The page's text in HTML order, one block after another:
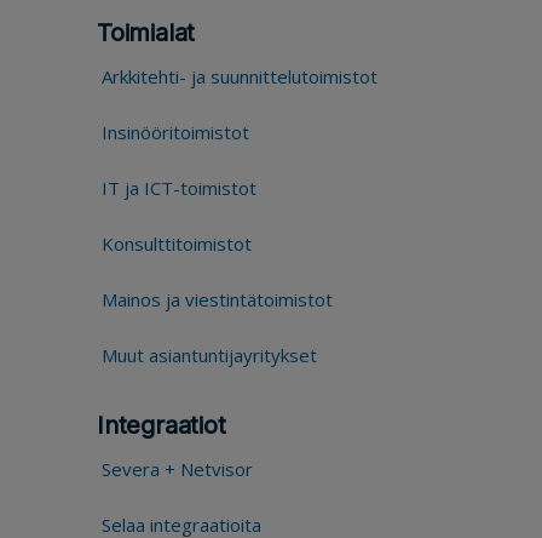
Toimialat
Arkkitehti- ja suunnittelutoimistot
Insinööritoimistot
IT ja ICT-toimistot
Konsulttitoimistot
Mainos ja viestintätoimistot
Muut asiantuntijayritykset
Integraatiot
Severa + Netvisor
Selaa integraatioita